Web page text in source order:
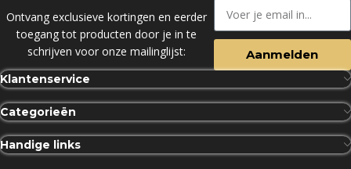
Ontvang exclusieve kortingen en eerder
toegang tot producten door je in te
schrijven voor onze mailinglijst:
Aanmelden
Klantenservice
Categorieën
Handige links